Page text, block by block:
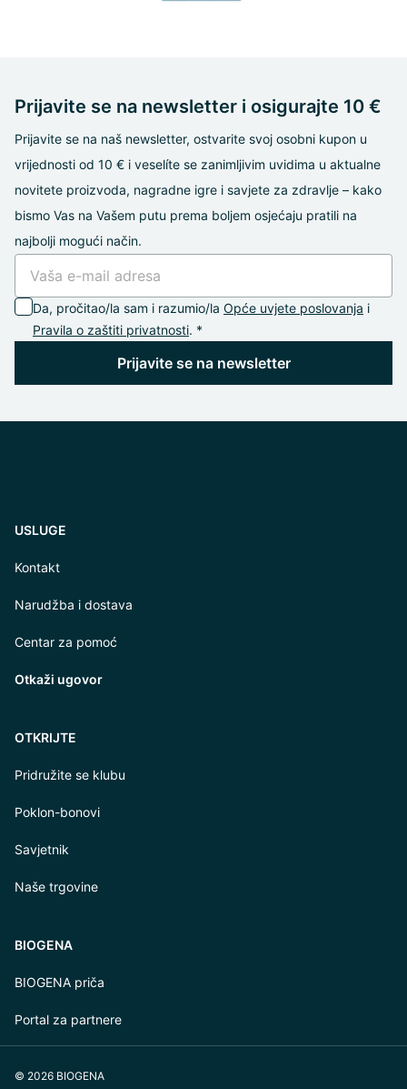
Prijavite se na newsletter i osigurajte 10 €
Prijavite se na naš newsletter, ostvarite svoj osobni kupon u
vrijednosti od 10 € i veselíte se zanimljivim uvidima u aktualne
novitete proizvoda, nagradne igre i savjete za zdravlje – kako
bismo Vas na Vašem putu prema boljem osjećaju pratili na
najbolji mogući način.
Da, pročitao/la sam i razumio/la Opće uvjete poslovanja i
Pravila o zaštiti privatnosti. *
Prijavite se na newsletter
USLUGE
Kontakt
Narudžba i dostava
Centar za pomoć
Otkaži ugovor
OTKRIJTE
Pridružite se klubu
Poklon-bonovi
Savjetnik
Naše trgovine
BIOGENA
BIOGENA priča
Portal za partnere
© 2026 BIOGENA